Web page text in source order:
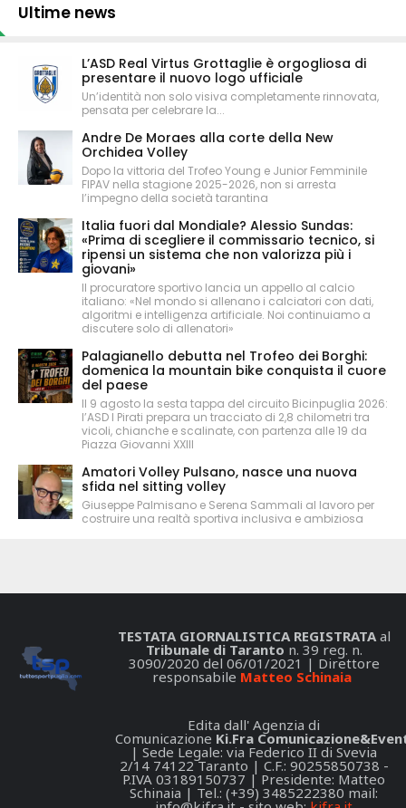
Ultime news
L’ASD Real Virtus Grottaglie è orgogliosa di
presentare il nuovo logo ufficiale
Un’identità non solo visiva completamente rinnovata,
pensata per celebrare la...
Andre De Moraes alla corte della New
Orchidea Volley
Dopo la vittoria del Trofeo Young e Junior Femminile
FIPAV nella stagione 2025-2026, non si arresta
l’impegno della società tarantina
Italia fuori dal Mondiale? Alessio Sundas:
«Prima di scegliere il commissario tecnico, si
ripensi un sistema che non valorizza più i
giovani»
Il procuratore sportivo lancia un appello al calcio
italiano: «Nel mondo si allenano i calciatori con dati,
algoritmi e intelligenza artificiale. Noi continuiamo a
discutere solo di allenatori»
Palagianello debutta nel Trofeo dei Borghi:
domenica la mountain bike conquista il cuore
del paese
Il 9 agosto la sesta tappa del circuito Bicinpuglia 2026:
l’ASD I Pirati prepara un tracciato di 2,8 chilometri tra
vicoli, chianche e scalinate, con partenza alle 19 da
Piazza Giovanni XXIII
Amatori Volley Pulsano, nasce una nuova
sfida nel sitting volley
Giuseppe Palmisano e Serena Sammali al lavoro per
costruire una realtà sportiva inclusiva e ambiziosa
TESTATA GIORNALISTICA REGISTRATAal
Tribunale di Taranto n. 39 reg. n.
3090/2020 del 06/01/2021 | Direttore
responsabile Matteo Schinaia
Edita dall' Agenzia di
Comunicazione Ki.Fra
| Sede Legale: via Federico II di Svevia
2/14 74122 Taranto | C.F.: 90255850738 -
P.IVA 03189150737 | Presidente: Matteo
Schinaia | Tel.: (+39) 3485222380 mail: